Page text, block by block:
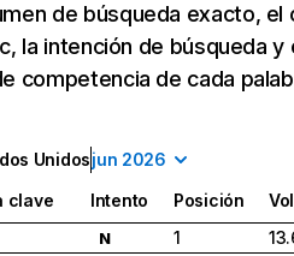
de búsqueda exacto, el
la intención de búsqueda y
competencia de cada
Unidosjun 2026
clave Intento Posición
N 1